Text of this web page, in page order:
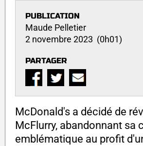
PUBLICATION
Maude Pelletier
2 novembre 2023 (0h01)
PARTAGER
McDonald's a décidé de
McFlurry, abandonnant sa
emblématique au profit